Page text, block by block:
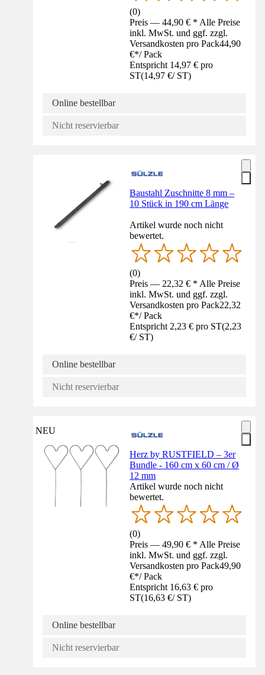
(0)
Preis — 44,90 € * Alle Preise
inkl. MwSt. und ggf. zzgl.
Versandkosten pro Pack44,90
€*/ Pack
Entspricht 14,97 € pro
ST(14,97 €/ ST)
Online bestellbar
Nicht reservierbar
Baustahl Zuschnitte 8 mm –
10 Stück in 190 cm Länge
Artikel wurde noch nicht
bewertet.
(0)
Preis — 22,32 € * Alle Preise
inkl. MwSt. und ggf. zzgl.
Versandkosten pro Pack22,32
€*/ Pack
Entspricht 2,23 € pro ST(2,23
€/ ST)
Online bestellbar
Nicht reservierbar
NEU
Herz by RUSTFIELD – 3er
Bundle - 160 cm x 60 cm / Ø
12 mm
Artikel wurde noch nicht
bewertet.
(0)
Preis — 49,90 € * Alle Preise
inkl. MwSt. und ggf. zzgl.
Versandkosten pro Pack49,90
€*/ Pack
Entspricht 16,63 € pro
ST(16,63 €/ ST)
Online bestellbar
Nicht reservierbar